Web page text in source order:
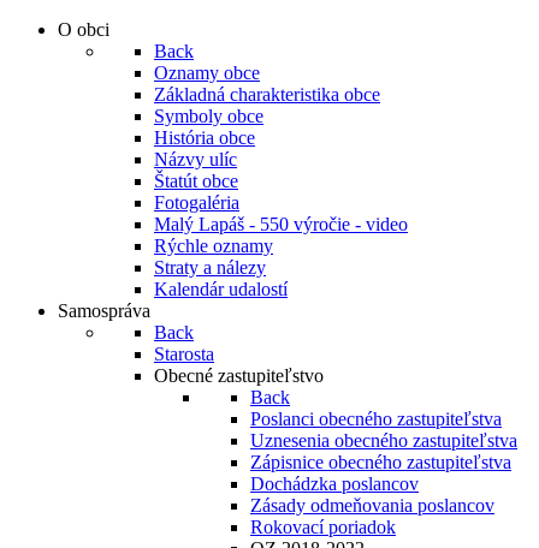
O obci
Back
Oznamy obce
Základná charakteristika obce
Symboly obce
História obce
Názvy ulíc
Štatút obce
Fotogaléria
Malý Lapáš - 550 výročie - video
Rýchle oznamy
Straty a nálezy
Kalendár udalostí
Samospráva
Back
Starosta
Obecné zastupiteľstvo
Back
Poslanci obecného zastupiteľstva
Uznesenia obecného zastupiteľstva
Zápisnice obecného zastupiteľstva
Dochádzka poslancov
Zásady odmeňovania poslancov
Rokovací poriadok